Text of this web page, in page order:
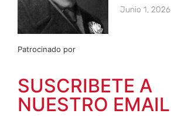
Junio 1, 2026
Patrocinado por
SUSCRIBETE A
NUESTRO EMAIL